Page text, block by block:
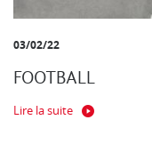
03/02/22
FOOTBALL
Lire la suite